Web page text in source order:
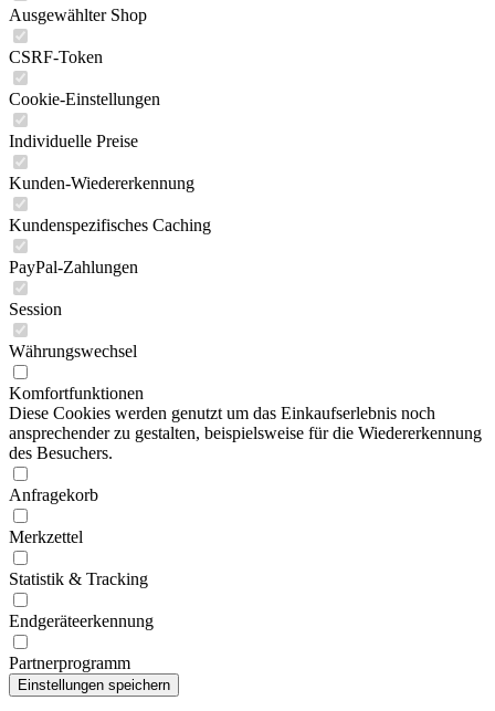
Ausgewählter Shop
CSRF-Token
Cookie-Einstellungen
Individuelle Preise
Kunden-Wiedererkennung
Kundenspezifisches Caching
PayPal-Zahlungen
Session
Währungswechsel
Komfortfunktionen
Diese Cookies werden genutzt um das Einkaufserlebnis noch
ansprechender zu gestalten, beispielsweise für die Wiedererkennung
des Besuchers.
Anfragekorb
Merkzettel
Statistik & Tracking
Endgeräteerkennung
Partnerprogramm